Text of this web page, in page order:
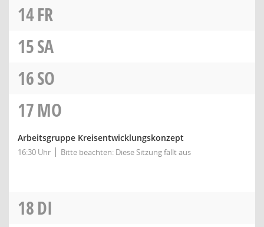
14FR
15SA
16SO
17MO
Arbeitsgruppe Kreisentwicklungskonzept
16:30 Uhr Bitte beachten: Diese Sitzung fällt aus
18DI